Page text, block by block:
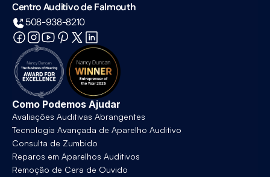
Centro Auditivo de Falmouth
508-938-8210
Como Podemos Ajudar
Avaliações Auditivas Abrangentes
Tecnologia Avançada de Aparelho Auditivo
Consulta de Zumbido
Reparos em Aparelhos Auditivos
Remoção de Cera de Ouvido